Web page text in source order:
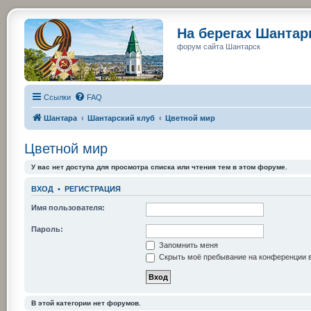
На берегах
форум сайта Шантарск
Ссылки FAQ
Шантара Шантарский клуб Цветной мир
Цветной мир
У вас нет доступа для просмотра списка или чтения тем в этом форуме.
ВХОД • РЕГИСТРАЦИЯ
Имя пользователя:
Пароль:
Запомнить меня
Скрыть моё пребывание на конференции
В этой категории нет форумов.